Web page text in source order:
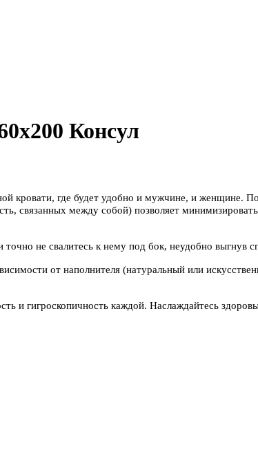
Консул
кровати, где будет удобно и мужчине, и женщине.
связанных между собой) позволяет
не свалитесь к нему под бок, неудобно
от наполнителя (натуральный или
и гигроскопичность каждой. Наслаждайтесь